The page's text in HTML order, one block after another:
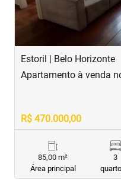
Estoril | Belo Horizonte
Apartamento à venda
R$ 470.000,00
85,00 m²
Área principal
3